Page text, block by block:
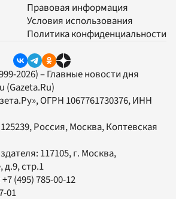
Правовая информация
Условия использования
Политика конфиденциальности
2026) – Главные новости дня
(Gazeta.Ru)
, ОГРН 1067761730376, ИНН
Россия, Москва, Коптевская
117105, г. Москва,
стр.1
+7 (495) 785-00-12
01